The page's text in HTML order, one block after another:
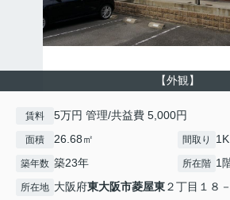
【外観】
賃料 5万円 管理/共益費 5,000円
面積 26.68㎡ 間取り 1K
築年数 築23年 所在階 1
所在地 大阪府東大阪市菱屋東２丁目１８